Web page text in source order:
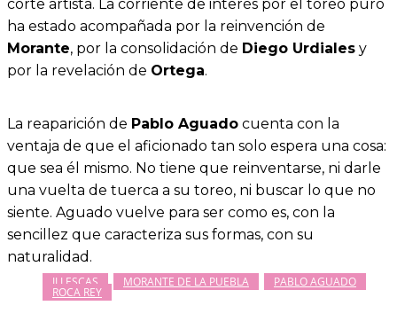
corte artista. La corriente de interés por el toreo puro
ha estado acompañada por la reinvención de
Morante, por la consolidación de Diego Urdiales y
por la revelación de Ortega.
La reaparición de Pablo Aguado cuenta con la
ventaja de que el aficionado tan solo espera una cosa:
que sea él mismo. No tiene que reinventarse, ni darle
una vuelta de tuerca a su toreo, ni buscar lo que no
siente. Aguado vuelve para ser como es, con la
sencillez que caracteriza sus formas, con su
naturalidad.
ILLESCAS MORANTE DE LA PUEBLA PABLO AGUADO
ROCA REY